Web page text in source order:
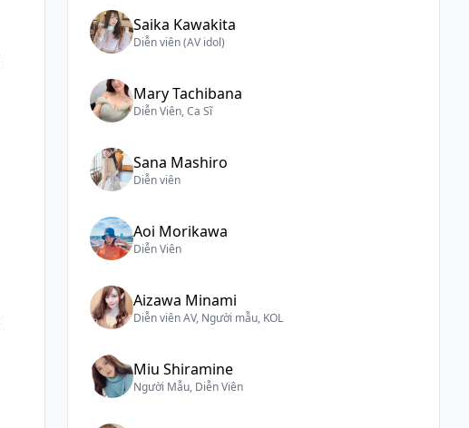
Saika Kawakita
Diễn viên (AV idol)
Mary Tachibana
Diễn Viên, Ca Sĩ
Sana Mashiro
Diễn viên
Aoi Morikawa
Diễn Viên
Aizawa Minami
Diễn viên AV, Người mẫu, KOL
Miu Shiramine
Người Mẫu, Diễn Viên